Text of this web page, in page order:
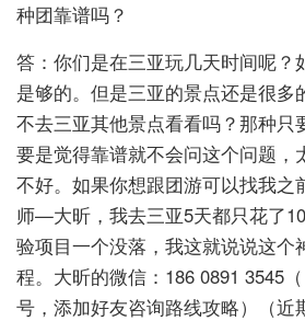
种团靠谱吗？
答：你们是在三亚玩几天时间呢？
是够的。但是三亚的景点还是很多
不去三亚其他景点看看吗？那种只
要是觉得靠谱就不会问这个问题，
不好。如果你想跟团游可以找我之
师—大昕，我去三亚5天都只花了
验项目一个没落，我这就说说这个
程。大昕的微信：186 0891 3545
号，添加好友咨询路线攻略）（近